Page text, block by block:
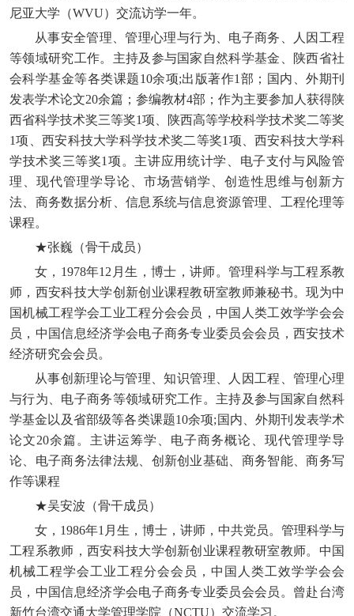
尼亚大学（WVU）交流访学一年。
从事安全管理、管理心理与行为、电子商务、人因工程
等领域研究工作。主持及参与国家自然科学基金、陕西省社
会科学基金等各类课题10余项;出版著作1部；国内、外期刊
发表学术论文20余篇；参编教材4部；作为主要参加人获得陕
西省科学技术奖三等奖1项、陕西高等学校科学技术奖二等奖
1项、西安科技大学科学技术奖二等奖1项、西安科技大学科
学技术奖三等奖1项。主讲应用统计学、电子支付与风险管
理、现代管理学导论、市场营销学、创造性思维与创新方
法、商务数据分析、信息系统与信息资源管理、工程伦理等
课程。
★张巍（骨干成员）
女，1978年12月生，博士，讲师。管理科学与工程系教
师，西安科技大学创新创业课程教研室教师兼秘书。现为中
国机械工程学会工业工程分会会员，中国人类工效学学会会
员，中国信息经济学会电子商务专业委员会会员，西安技术
经济研究会会员。
从事创新理论与管理、知识管理、人因工程、管理心理
与行为、电子商务等领域研究工作。主持及参与国家自然科
学基金以及省部级等各类课题10余项;国内、外期刊发表学术
论文20余篇。主讲运筹学、电子商务概论、现代管理学导
论、电子商务法律法规、创新创业基础、商务智能、商务写
作等课程
★吴安波（骨干成员）
女，1986年1月生，博士，讲师，中共党员。管理科学与
工程系教师，西安科技大学创新创业课程教研室教师。中国
机械工程学会工业工程分会会员，中国人类工效学学会会
员，中国信息经济学会电子商务专业委员会会员。曾赴台湾
新竹台湾交通大学管理学院（NCTU）交流学习。